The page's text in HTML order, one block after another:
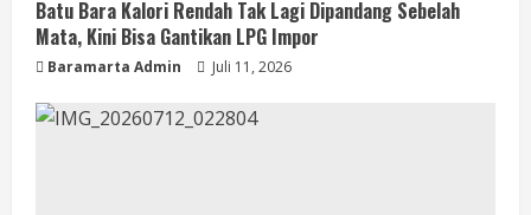
Batu Bara Kalori Rendah Tak Lagi Dipandang Sebelah
Mata, Kini Bisa Gantikan LPG Impor
Baramarta Admin Juli 11, 2026